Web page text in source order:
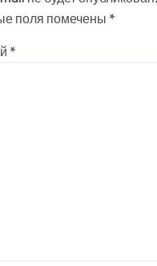
поля помечены *
*